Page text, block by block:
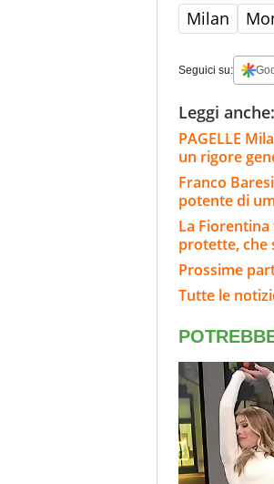
Milan
Seguici su:
Leggi anche:
PAGELLE
un rigore
Franco
potente di
La
protette, che
Prossime
Tutte le